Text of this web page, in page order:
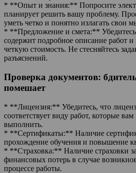
* **Опыт и знания:** Попросите
планирует решить вашу проблему.
уметь четко и понятно излагать свои
* **Предложение и смета:**
содержит подробное описание работ и
четкую стоимость. Не стесняйтесь
разъяснений.
Проверка документов:
помешает
* **Лицензия:** Убедитесь, что
соответствует виду работ, которые
выполнить.
* **Сертификаты:** Наличие
прохождение обучения и повышение
* **Страховка:** Наличие страховки
финансовых потерь в случае
процессе работы.